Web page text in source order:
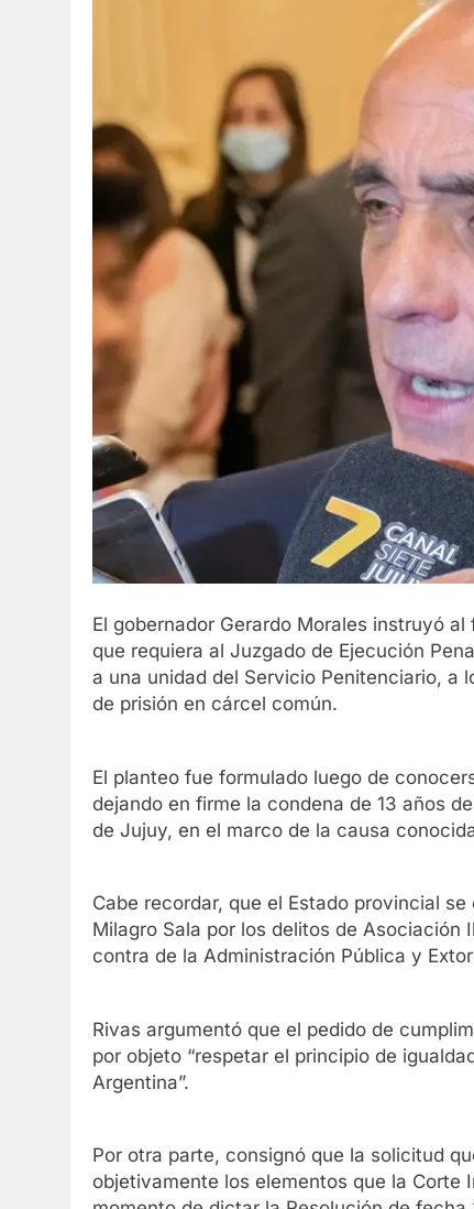
El gobernador Gerardo Morales instruyó
que requiera al Juzgado de Ejecución
a una unidad del Servicio Penitenciario, a
de prisión en cárcel común.
El planteo fue formulado luego de
dejando en firme la condena de 13 años
de Jujuy, en el marco de la causa
Cabe recordar, que el Estado provincial
Milagro Sala por los delitos de
contra de la Administración Pública y
Rivas argumentó que el pedido de
por objeto “respetar el principio de
Argentina”.
Por otra parte, consignó que la solicitud
objetivamente los elementos que la Corte